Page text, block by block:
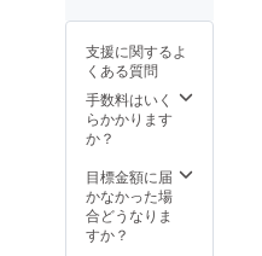
ので、
割引価
格でご
購入い
ただけ
るこの
しな
く！
け、よ
ティブ
に運動
される
方に最
適
REはお
客様
ファー
ストと
支援に関するよ
くある質問
手数料はいく
らかかります
か？
目標金額に届
かなかった場
合どうなりま
すか？